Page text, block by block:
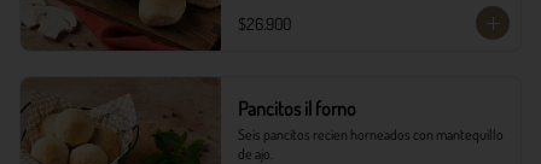
$26.900
Pancitos il forno
Seis pancitos recien horneados con mantequillo
de ajo.